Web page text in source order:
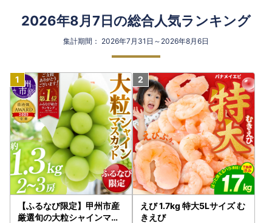
2026年8月7日の総合人気ランキング
集計期間： 2026年7月31日～2026年8月6日
【ふるなび限定】甲州市産
厳選旬の大粒シャインマス
えび 1.7kg 特大5Lサイズ む
きえび